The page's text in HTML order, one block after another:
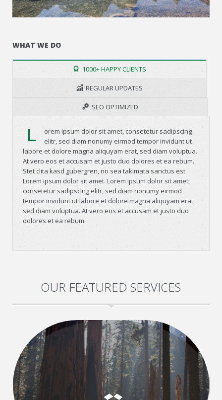
WHAT WE DO
1000+ HAPPY CLIENTS
REGULAR UPDATES
SEO OPTIMIZED
L
orem ipsum dolor sit amet, consetetur sadipscing
elitr, sed diam nonumy eirmod tempor invidunt ut
labore et dolore magna aliquyam erat, sed diam voluptua.
At vero eos et accusam et justo duo dolores et ea rebum.
Stet clita kasd gubergren, no sea takimata sanctus est
Lorem ipsum dolor sit amet. Lorem ipsum dolor sit amet,
consetetur sadipscing elitr, sed diam nonumy eirmod
tempor invidunt ut labore et dolore magna aliquyam erat,
sed diam voluptua. At vero eos et accusam et justo duo
dolores et ea rebum.
OUR FEATURED SERVICES